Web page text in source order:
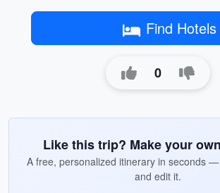
Find Hotels
0
Like this trip? Make your
A free, personalized itinerary in seconds
and edit it.